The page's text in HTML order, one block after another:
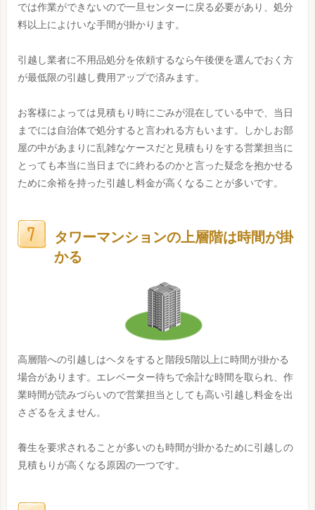
では作業ができないので一旦センターに戻る必要があり、処分
料以上によけいな手間が掛かります。
引越し業者に不用品処分を依頼するなら午後便を選んでおく方
が最低限の引越し費用アップで済みます。
お客様によっては見積もり時にごみが混在している中で、当日
までには自治体で処分すると言われる方もいます。しかしお部
屋の中があまりに乱雑なケースだと見積もりをする営業担当に
とっても本当に当日までに終わるのかと言った疑念を抱かせる
ために余裕を持った引越し料金が高くなることが多いです。
タワーマンションの上層階は時間が掛
かる
高層階への引越しはヘタをすると階段5階以上に時間が掛かる
場合があります。エレベーター待ちで余計な時間を取られ、作
業時間が読みづらいので営業担当としても高い引越し料金を出
さざるをえません。
養生を要求されることが多いのも時間が掛かるために引越しの
見積もりが高くなる原因の一つです。